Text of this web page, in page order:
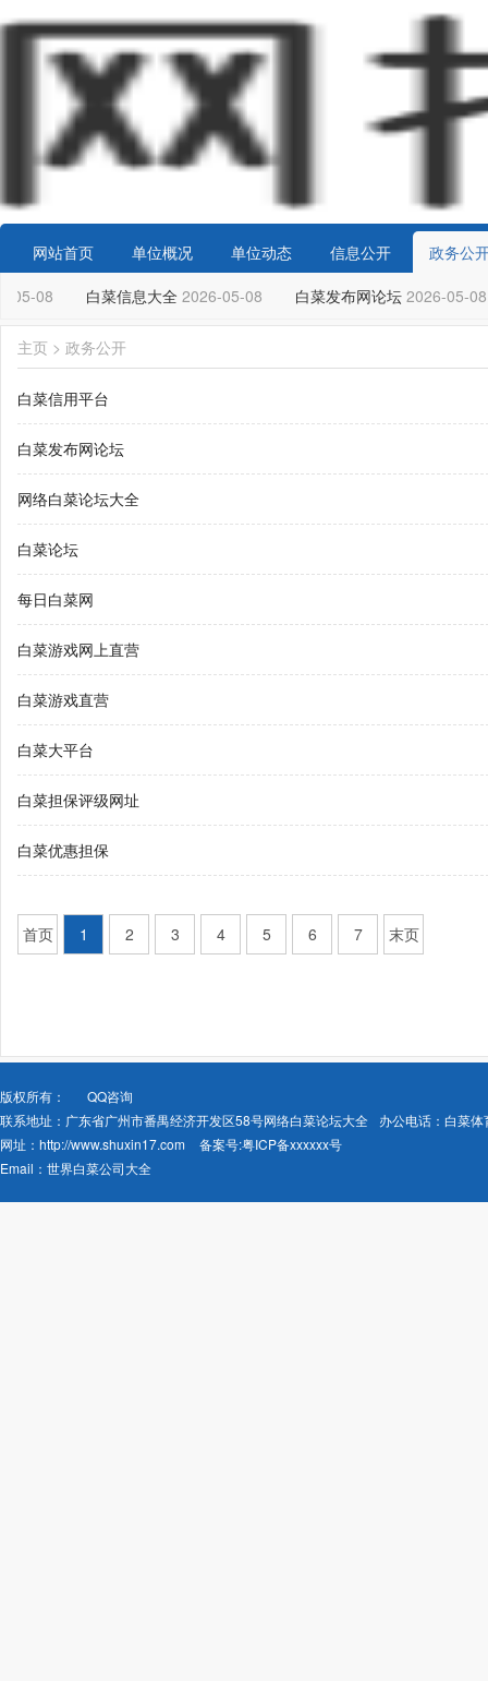
网站首页 单位概况 单位动态 信息公开
政务公
05-08
白菜信息大全 2026-05-08 白菜发布网论坛 2026-05-08
主页 > 政务公开
白菜信用平台
白菜发布网论坛
网络白菜论坛大全
白菜论坛
每日白菜网
白菜游戏网上直营
白菜游戏直营
白菜大平台
白菜担保评级网址
白菜优惠担保
首页 1 2 3 4 5 6 7 末页
版权所有：
QQ咨询
联系地址：广东省广州市番禺经济开发区58号网络白菜论坛大全
办公电话：白菜
网址： http://www.shuxin17.com 备案号:粤ICP备xxxxxx号
Email： 世界白菜公司大全